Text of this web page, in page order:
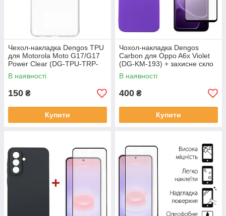
Чeхол-накладка Dengos TPU
для Motorola Moto G17/G17
Power Clear (DG-TPU-TRP-
58)
В наявності
150 ₴
Купити
Чохол-накладка Dengos
Carbon для Oppo A6x Violet
(DG-KM-193) + захисне скло
В наявності
400 ₴
Купити